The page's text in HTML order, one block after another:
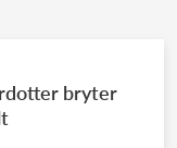
bryter